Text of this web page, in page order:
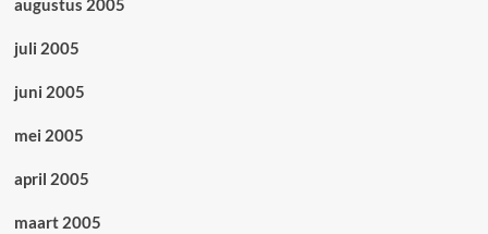
augustus 2005
juli 2005
juni 2005
mei 2005
april 2005
maart 2005